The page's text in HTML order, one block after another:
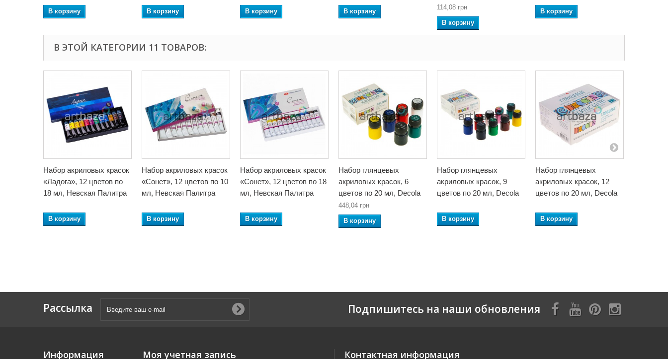
В корзину В корзину В корзину В корзину
114,08 грн
В корзину
В корзину
В ЭТОЙ КАТЕГОРИИ 11 ТОВАРОВ:
Набор акриловых красок
«Ладога», 12 цветов по
18 мл, Невская Палитра
В корзину
Набор акриловых красок
«Сонет», 12 цветов по 10
мл, Невская Палитра
В корзину
Набор акриловых красок
«Сонет», 12 цветов по 18
мл, Невская Палитра
В корзину
Набор глянцевых
акриловых красок, 6
цветов по 20 мл, Decola
448,04 грн
В корзину
Набор глянцевых
акриловых красок, 9
цветов по 20 мл, Decola
В корзину
Набор глянцевых
акриловых красок, 12
цветов по 20 мл, Decola
В корзину
Рассылка Подпишитесь на наши обновления
Информация Моя учетная запись Контактная информация